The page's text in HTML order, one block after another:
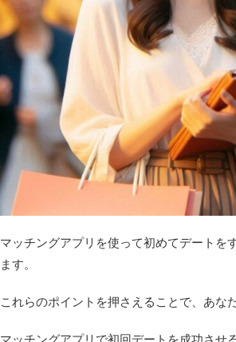
マッチングアプリを使って初めてデートを
ます。
これらのポイントを押さえることで、あな